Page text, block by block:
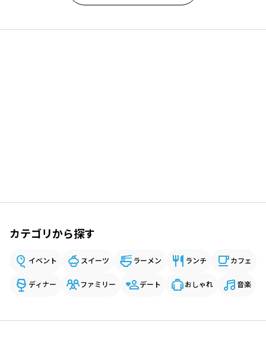
カテゴリから探す
イベント スイーツ ラーメン ランチ カフェ
ディナー ファミリー デート おしゃれ 音楽